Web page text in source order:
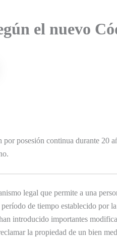
el nuevo
posesión continua durante 20
legal que permite a una
de tiempo establecido por
introducido importantes
la propiedad de un bien